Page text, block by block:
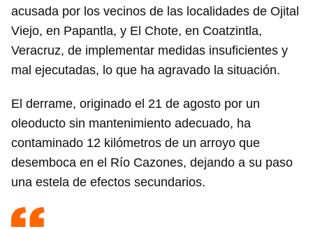
acusada por los vecinos de las localidades de Ojital
Viejo, en Papantla, y El Chote, en Coatzintla,
Veracruz, de implementar medidas insuficientes y
mal ejecutadas, lo que ha agravado la situación.
El derrame, originado el 21 de agosto por un
oleoducto sin mantenimiento adecuado, ha
contaminado 12 kilómetros de un arroyo que
desemboca en el Río Cazones, dejando a su paso
una estela de efectos secundarios.